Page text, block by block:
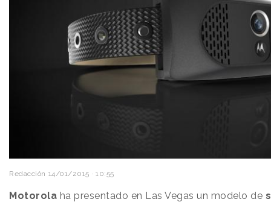
Redacción 14/01/2015 · 10:55
Motorola ha presentado en Las Vegas un modelo de